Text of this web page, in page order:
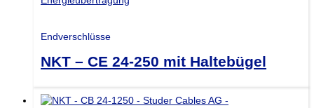
Endverschlüsse
NKT – CE 24-250 mit Haltebügel